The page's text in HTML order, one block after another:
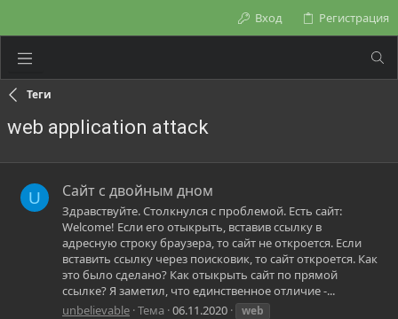
Вход Регистрация
Теги
web application attack
U Сайт с двойным дном
Здравствуйте. Столкнулся с проблемой. Есть сайт:
Welcome! Если его отыкрыть, вставив ссылку в
адресную строку браузера, то сайт не откроется. Если
вставить ссылку через поисковик, то сайт откроется. Как
это было сделано? Как отыкрыть сайт по прямой
ссылке? Я заметил, что единственное отличие -...
unbelievable Тема 06.11.2020
web